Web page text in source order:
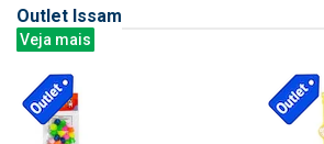
Outlet Issam
Veja mais